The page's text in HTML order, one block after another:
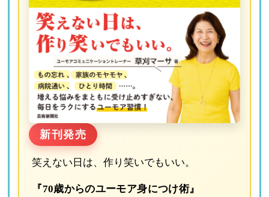
新刊発売
笑えない日は、作り笑いでもいい。
『70歳からのユーモア身につけ術』